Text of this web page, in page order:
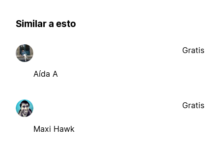
Similar a esto
Aída A
Gratis
Maxi Hawk
Gratis